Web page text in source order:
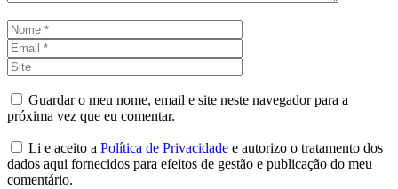
Nome
Guardar o meu nome, email e site neste navegador para a
próxima vez que eu comentar.
Li e aceito a Política de Privacidade e autorizo o tratamento dos
dados aqui fornecidos para efeitos de gestão e publicação do meu
comentário.